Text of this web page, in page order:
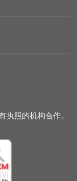
执照的机构合作。